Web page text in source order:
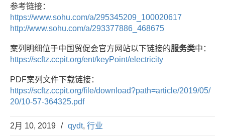
参考链接：
https://www.sohu.com/a/295345209_100020617
http://www.sohu.com/a/293377886_468675
案列明细位于中国贸促会官方网站以下链接的服务类中：
https://scftz.ccpit.org/ent/keyPoint/electricity
PDF案列文件下载链接：
https://scftz.ccpit.org/file/download?path=article/2019/05/
20/10-57-364325.pdf
2月 10, 2019 / qydt, 行业